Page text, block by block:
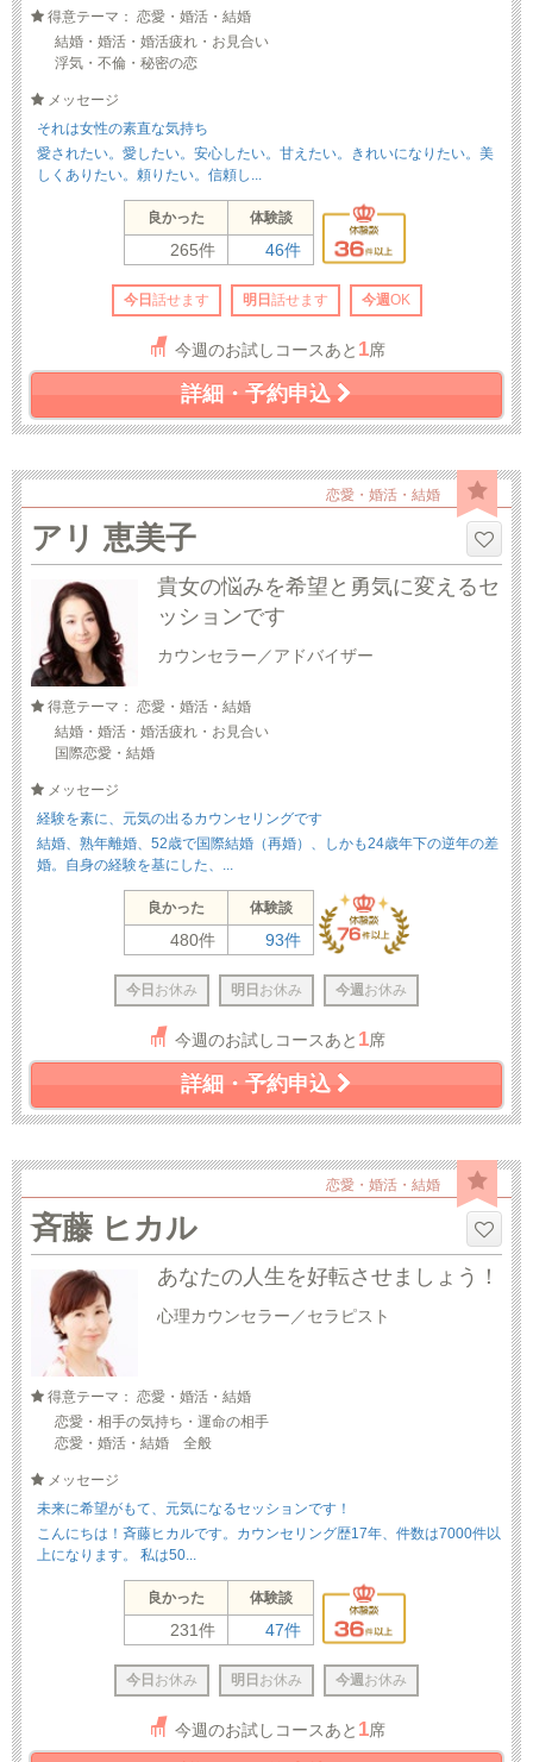
得意テーマ： 恋愛・婚活・結婚
結婚・婚活・婚活疲れ・お見合い
浮気・不倫・秘密の恋
メッセージ
それは女性の素直な気持ち
愛されたい。愛したい。安心したい。甘えたい。きれいになりたい。美
しくありたい。頼りたい。信頼し...
良かった 体験談
265件 46件
今日 話せます 明日 話せます 今週OK
今週のお試しコースあと 1席
詳細・予約申込
恋愛・婚活・結婚
アリ 恵美子
貴女の悩みを希望と勇気に変えるセ
ッションです
カウンセラー／アドバイザー
得意テーマ： 恋愛・婚活・結婚
結婚・婚活・婚活疲れ・お見合い
国際恋愛・結婚
メッセージ
経験を素に、元気の出るカウンセリングです
結婚、熟年離婚、52歳で国際結婚（再婚）、しかも24歳年下の逆年の差
婚。自身の経験を基にした、...
良かった 体験談
480件 93件
今日 お休み 明日 お休み 今週 お休み
今週のお試しコースあと 1席
詳細・予約申込
恋愛・婚活・結婚
斉藤 ヒカル
あなたの人生を好転させましょう！
心理カウンセラー／セラピスト
得意テーマ： 恋愛・婚活・結婚
恋愛・相手の気持ち・運命の相手
恋愛・婚活・結婚 全般
メッセージ
未来に希望がもて、元気になるセッションです！
こんにちは！斉藤ヒカルです。カウンセリング歴17年、件数は7000件以
上になります。 私は50...
良かった 体験談
231件 47件
今日 お休み 明日 お休み 今週 お休み
今週のお試しコースあと 1席